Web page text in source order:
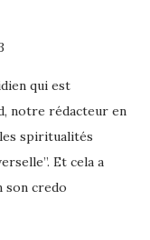
qui est
notre rédacteur en
spiritualités
Et cela a
son credo